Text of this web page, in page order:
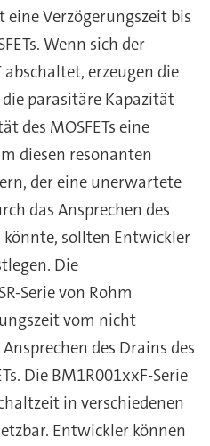
Verzögerungszeit bis
Wenn sich der
abschaltet, erzeugen die
parasitäre Kapazität
des MOSFETs eine
diesen resonanten
der eine unerwartete
das Ansprechen des
sollten Entwickler
Die
Serie von Rohm
vom nicht
des Drains des
Die BM1R001xxF-Serie
in verschiedenen
Entwickler können